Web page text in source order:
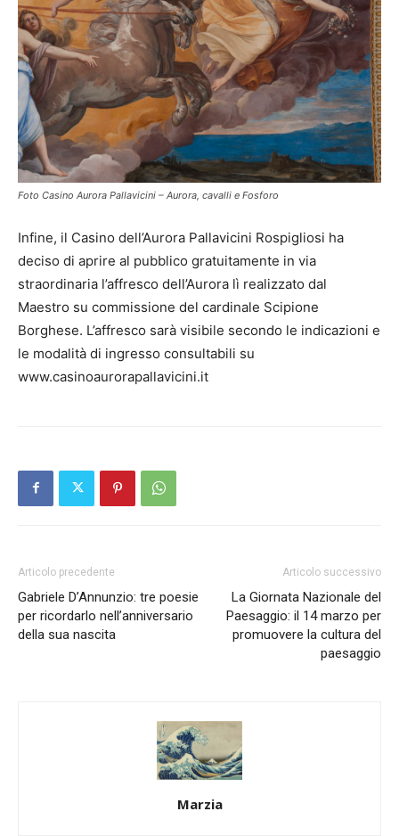
Foto Casino Aurora Pallavicini – Aurora, cavalli e Fosforo
Infine, il Casino dell’Aurora Pallavicini Rospigliosi ha
deciso di aprire al pubblico gratuitamente in via
straordinaria l’affresco dell’Aurora lì realizzato dal
Maestro su commissione del cardinale Scipione
Borghese. L’affresco sarà visibile secondo le indicazioni e
le modalità di ingresso consultabili su
www.casinoaurorapallavicini.it
Articolo precedente
Gabriele D’Annunzio: tre poesie
per ricordarlo nell’anniversario
della sua nascita
Articolo successivo
La Giornata Nazionale del
Paesaggio: il 14 marzo per
promuovere la cultura del
paesaggio
Marzia